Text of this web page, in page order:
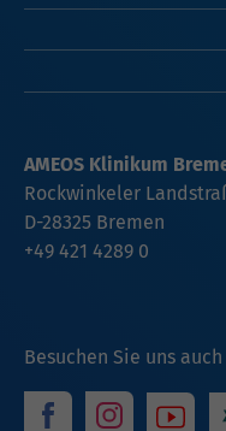
Besuchen Sie uns
AMEOS Klinikum
Rockwinkeler
D-28325 Bremen
+49 421 4289 0